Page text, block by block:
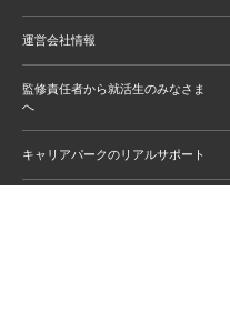
運営会社情報
監修責任者から就活生のみなさま
へ
キャリアパークのリアルサポート